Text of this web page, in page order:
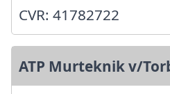
CVR: 41782722
ATP Murteknik v/